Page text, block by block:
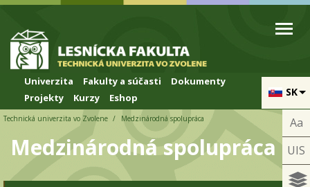
Skip to cookies
Skip to navigation
Skočiť na hlavný obsah
SK
Univerzita Fakulty a súčasti
Dokumenty
Projekty
Kurzy Eshop
Aa
UIS
Technická univerzita vo Zvolene Medzinárodná spolupráca
Medzinárodná spolupráca